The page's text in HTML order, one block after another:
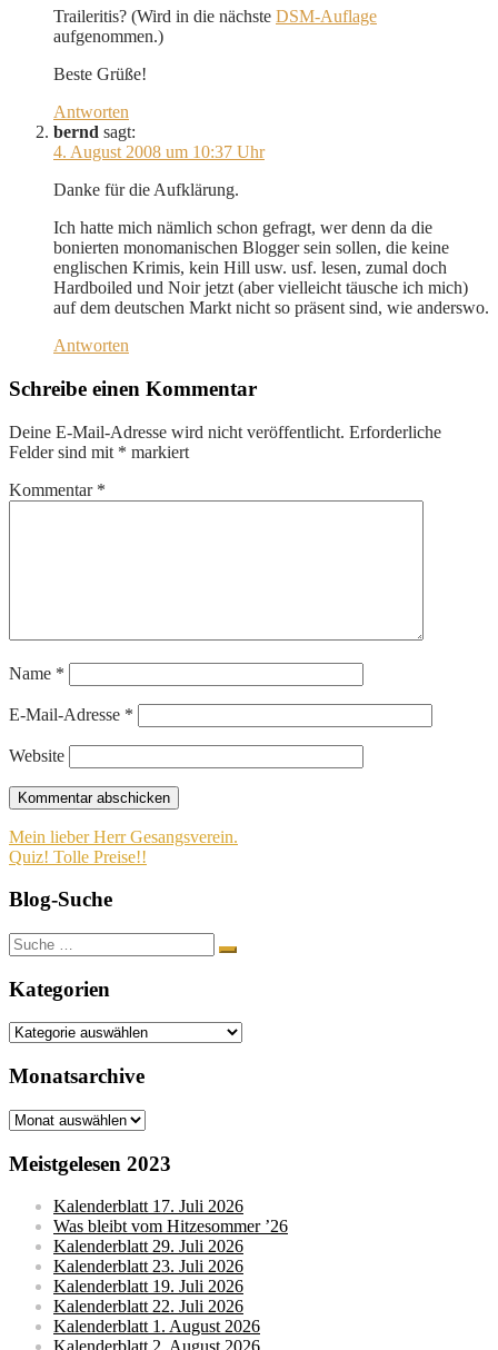
Traileritis? (Wird in die nächste DSM-Auflage
aufgenommen.)
Beste Grüße!
Antworten
bernd sagt:
4. August 2008 um 10:37 Uhr
Danke für die Aufklärung.
Ich hatte mich nämlich schon gefragt, wer denn da die
bonierten monomanischen Blogger sein sollen, die keine
englischen Krimis, kein Hill usw. usf. lesen, zumal doch
Hardboiled und Noir jetzt (aber vielleicht täusche ich mich)
auf dem deutschen Markt nicht so präsent sind, wie anderswo.
Antworten
Schreibe einen Kommentar
Deine E-Mail-Adresse wird nicht veröffentlicht. Erforderliche
Felder sind mit * markiert
Kommentar *
Name *
E-Mail-Adresse *
Website
Beitragsnavigation
Mein lieber Herr Gesangsverein.
Quiz! Tolle Preise!!
Blog-Suche
Suche
nach:
Kategorien
Kategorien
Monatsarchive
Monatsarchive
Meistgelesen 2023
Kalenderblatt 17. Juli 2026
Was bleibt vom Hitzesommer ’26
Kalenderblatt 29. Juli 2026
Kalenderblatt 23. Juli 2026
Kalenderblatt 19. Juli 2026
Kalenderblatt 22. Juli 2026
Kalenderblatt 1. August 2026